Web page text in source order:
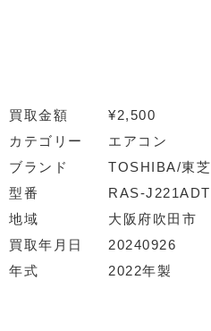
買取金額
¥2,500
カテゴリー
エアコン
ブランド
TOSHIBA/東芝
型番
RAS-J221ADT
地域
大阪府吹田市
買取年月日
20240926
年式
2022年製